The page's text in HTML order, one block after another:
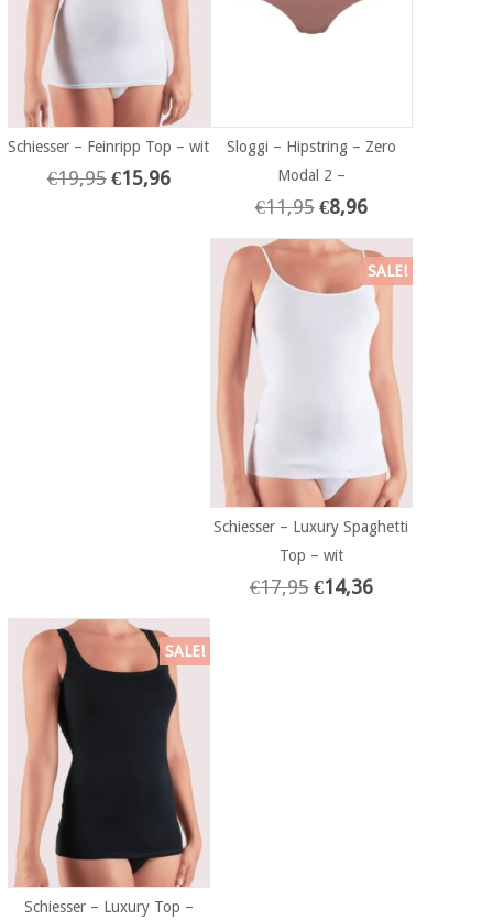
Schiesser – Feinripp Top – wit
€19,95 €15,96
Sloggi – Hipstring – Zero
Modal 2 –
€11,95 €8,96
SALE!
Schiesser – Luxury Spaghetti
Top – wit
€17,95 €14,36
SALE!
Schiesser – Luxury Top –